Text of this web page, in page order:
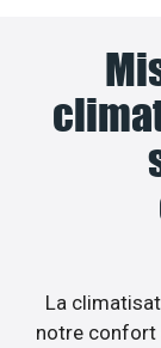
La
notre confort